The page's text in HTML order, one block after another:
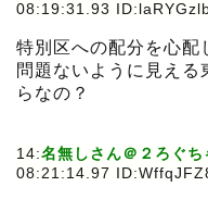
08:19:31.93
特別区への配分を心配
問題ないように見え
らなの？
14:名無しさん＠２ろぐち
08:21:14.97